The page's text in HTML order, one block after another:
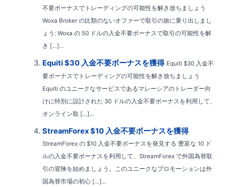
不要ボーナスでトレーディングの可能性を解き放ちましょう
Woxa Broker の比類のないオファーで取引の旅に乗り出しまし
ょう: Woxa の 50 ドルの入金不要ボーナスで取引の可能性を解
き […]...
Equiti $30 入金不要ボーナスを獲得 Equiti $30 入金不
要ボーナスでトレーディングの可能性を解き放ちましょう
Equiti のユニークなサービスであるマレーシアのトレーダー向
けに特別に設計された 30 ドルの入金不要ボーナスを利用して、
オンライン取 […]...
StreamForex $10 入金不要ボーナスを獲得
StreamForex の $10 入金不要ボーナスを発見する 豊富な 10 ド
ルの入金不要ボーナスを利用して、StreamForex で外国為替取
引の冒険を始めましょう。このユニークなプロモーションは外
国為替市場の初心 […]...